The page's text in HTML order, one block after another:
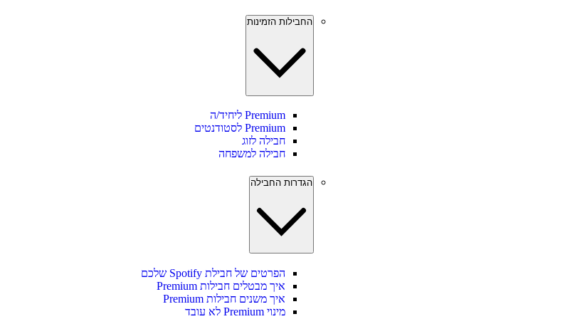
החבילות הזמינות
Premium ליחיד/ה
Premium לסטודנטים
חבילה לזוג
חבילה למשפחה
הגדרות החבילה
הפרטים של חבילת Spotify שלכם
איך מבטלים חבילות Premium
איך משנים חבילות Premium
מינוי Premium לא עובד